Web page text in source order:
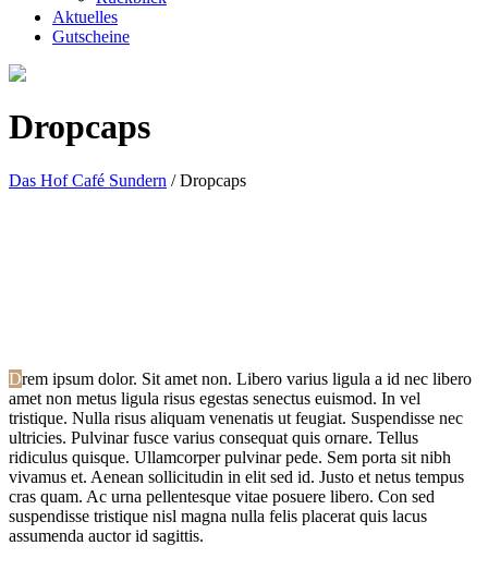
Aktuelles
Gutscheine
Dropcaps
Das Hof Café Sundern /Dropcaps
Drem ipsum dolor. Sit amet non. Libero varius ligula a id nec libero
amet non metus ligula risus egestas senectus euismod. In vel
tristique. Nulla risus aliquam venenatis ut feugiat. Suspendisse nec
ultricies. Pulvinar fusce varius consequat quis ornare. Tellus
ridiculus quisque. Ullamcorper pulvinar pede. Sem porta sit nibh
vivamus et. Aenean sollicitudin in elit sed id. Justo et netus tempus
cras quam. Ac urna pellentesque vitae posuere libero. Con sed
suspendisse tristique nisl magna nulla felis placerat quis lacus
assumenda auctor id sagittis.